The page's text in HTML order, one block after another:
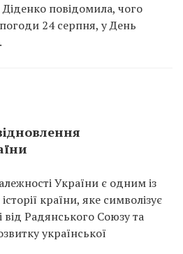
повідомила, чого
24 серпня, у День
України є одним із
країни, яке символізує
від Радянського Союзу та
української